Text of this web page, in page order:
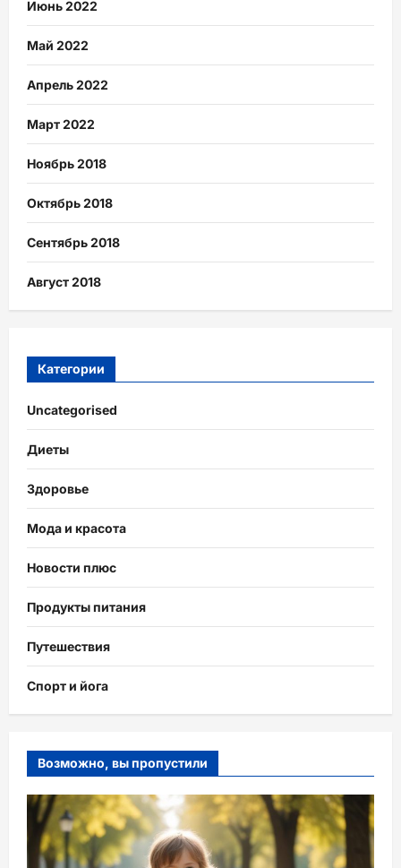
Июнь 2022
Май 2022
Апрель 2022
Март 2022
Ноябрь 2018
Октябрь 2018
Сентябрь 2018
Август 2018
Категории
Uncategorised
Диеты
Здоровье
Мода и красота
Новости плюс
Продукты питания
Путешествия
Спорт и йога
Возможно, вы пропустили